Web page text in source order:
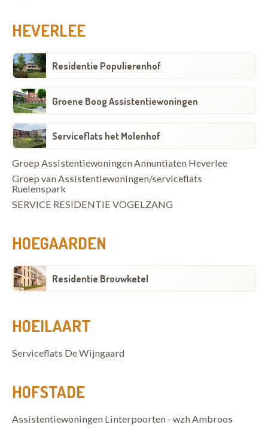
HEVERLEE
Residentie Populierenhof
Groene Boog Assistentiewoningen
Serviceflats het Molenhof
Groep Assistentiewoningen Annuntiaten Heverlee
Groep van Assistentiewoningen/serviceflats
Ruelenspark
SERVICE RESIDENTIE VOGELZANG
HOEGAARDEN
Residentie Brouwketel
HOEILAART
Serviceflats De Wijngaard
HOFSTADE
Assistentiewoningen Linterpoorten - wzh Ambroos